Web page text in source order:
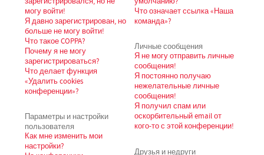
могу войти!
Я давно зарегистрирован, но
больше не могу войти!
Что такое COPPA?
Почему я не могу
зарегистрироваться?
Что делает функция
«Удалить cookies
конференции»?
Параметры и настройки
пользователя
Как мне изменить мои
настройки?
Что означает ссылка «Наша
команда»?
Личные сообщения
Я не могу отправить личные
сообщения!
Я постоянно получаю
нежелательные личные
сообщения!
Я получил спам или
оскорбительный email от
кого-то с этой конференции!
Друзья и недруги